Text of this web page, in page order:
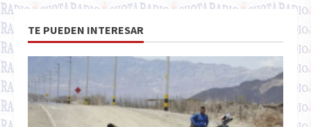
TE PUEDEN INTERESAR